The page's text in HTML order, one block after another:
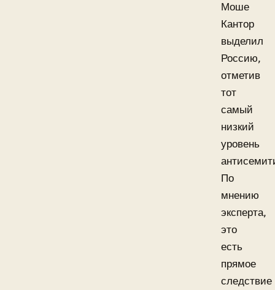
Моше
Кантор
выделил
Россию,
отметив
тот
самый
низкий
уровень
По
мнению
эксперта,
это
есть
прямое
следствие